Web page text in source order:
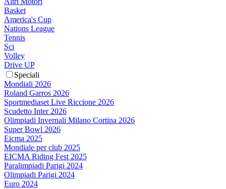
Basket
America's Cup
Nations League
Tennis
Sci
Volley
Drive UP
Speciali
Mondiali 2026
Roland Garros 2026
Sportmediaset Live Riccione 2026
Scudetto Inter 2026
Olimpiadi Invernali Milano Cortina 2026
Super Bowl 2026
Eicma 2025
Mondiale per club 2025
EICMA Riding Fest 2025
Paralimpiadi Parigi 2024
Olimpiadi Parigi 2024
Euro 2024